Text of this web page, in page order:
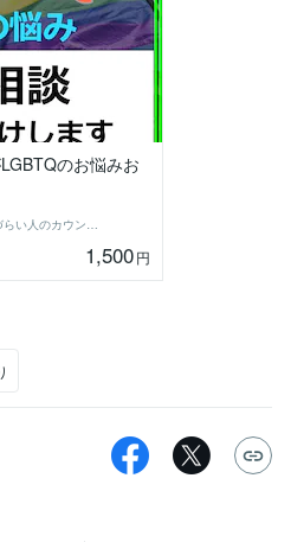
のお悩みお
カズ＠生きづらい人のカウンセラー
1,500円